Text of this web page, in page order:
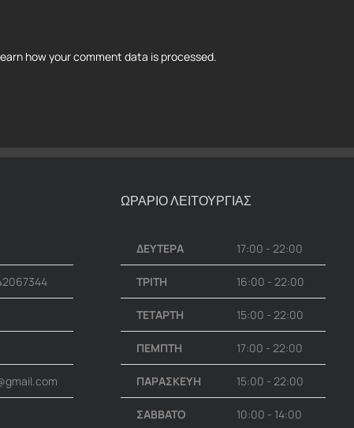
how your comment data is processed.
ΩΡΑΡΙΟ ΛΕΙΤΟΥΡΓΙΑΣ
ΔΕΥΤΕΡΑ 17:00 - 22:00
ΤΡΙΤΗ 16:00 - 22:00
ΤΕΤΑΡΤΗ 15:00 - 22:00
ΠΕΜΠΤΗ 17:00 - 22:00
ΠΑΡΑΣΚΕΥΗ 15:00 - 22:00
ΣΑΒΒΑΤΟ 10:00 - 14:00